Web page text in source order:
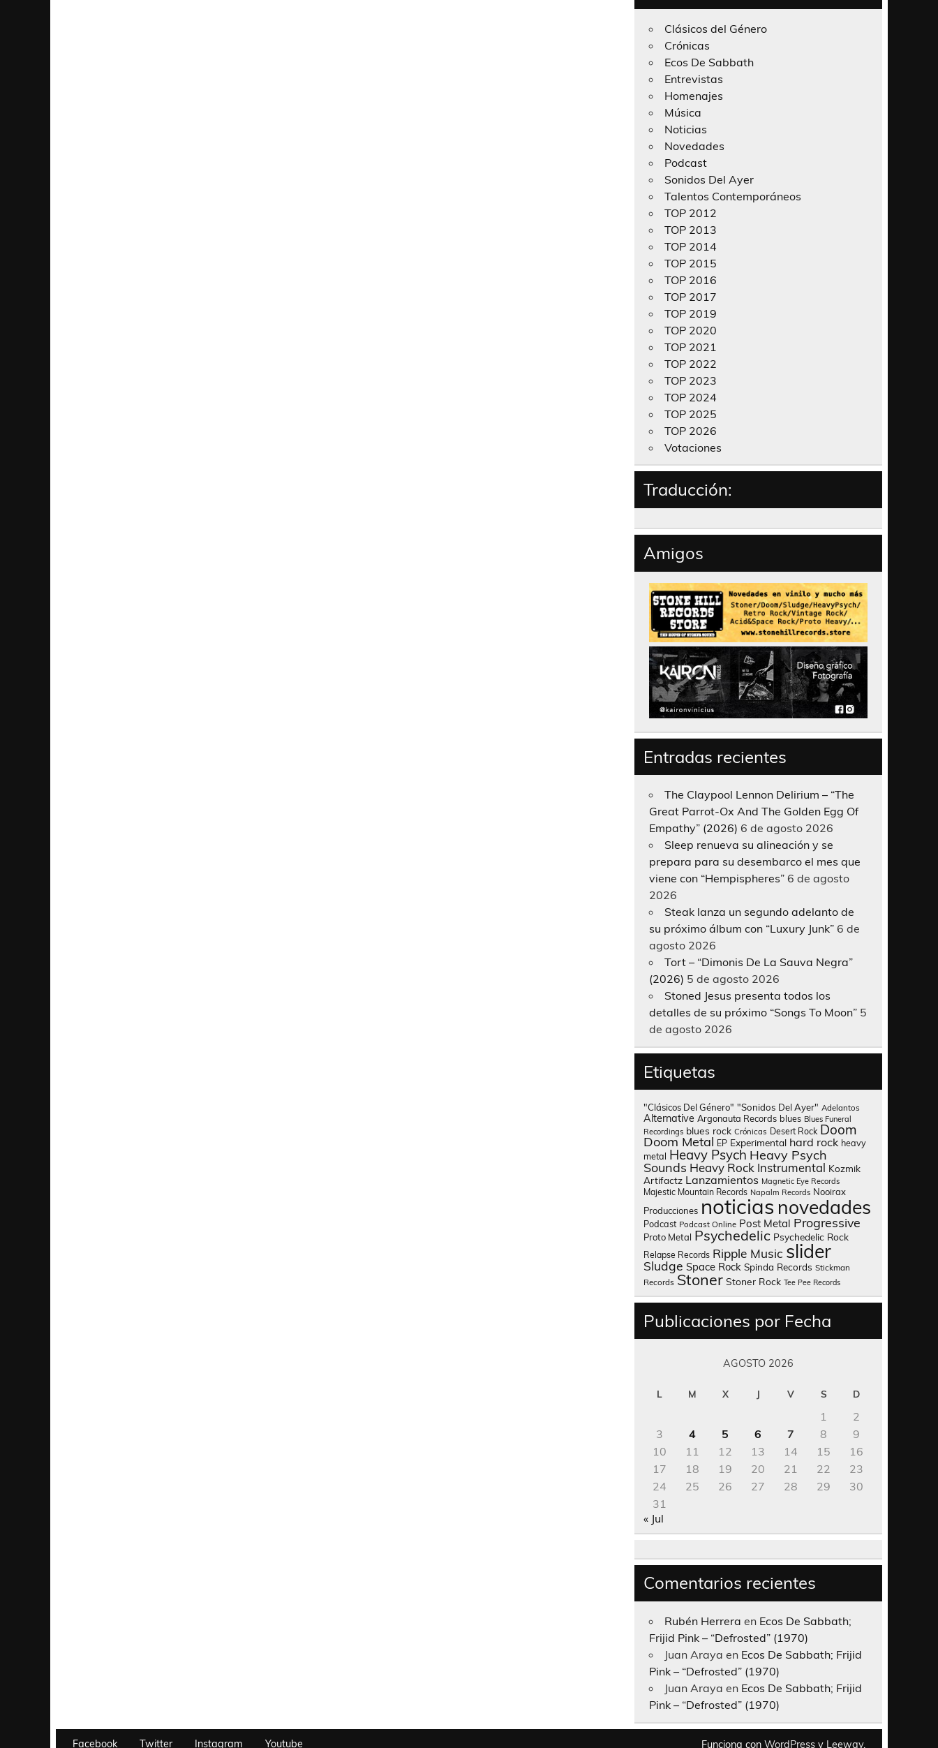
Clásicos del Género
Crónicas
Ecos De Sabbath
Entrevistas
Homenajes
Música
Noticias
Novedades
Podcast
Sonidos Del Ayer
Talentos Contemporáneos
TOP 2012
TOP 2013
TOP 2014
TOP 2015
TOP 2016
TOP 2017
TOP 2019
TOP 2020
TOP 2021
TOP 2022
TOP 2023
TOP 2024
TOP 2025
TOP 2026
Votaciones
Traducción:
Amigos
Entradas recientes
The Claypool Lennon Delirium – “The
Great Parrot-Ox And The Golden Egg Of
Empathy” (2026) 6 de agosto 2026
Sleep renueva su alineación y se
prepara para su desembarco el mes que
viene con “Hempispheres” 6 de agosto
2026
Steak lanza un segundo adelanto de
su próximo álbum con “Luxury Junk” 6 de
agosto 2026
Tort – “Dimonis De La Sauva Negra”
(2026) 5 de agosto 2026
Stoned Jesus presenta todos los
detalles de su próximo “Songs To Moon” 5
de agosto 2026
Etiquetas
"Clásicos Del Género" "Sonidos Del Ayer" Adelantos
Alternative Argonauta Records blues Blues Funeral
Recordings blues rock Crónicas Desert Rock Doom
Doom Metal EP Experimental hard rock heavy
metal Heavy Psych Heavy Psych
Sounds Heavy Rock Instrumental Kozmik
Artifactz Lanzamientos Magnetic Eye Records
Majestic Mountain Records Napalm Records Nooirax
Producciones noticias novedades
Podcast Podcast Online Post Metal Progressive
Proto Metal Psychedelic Psychedelic Rock
Relapse Records Ripple Music slider
Sludge Space Rock Spinda Records Stickman
Records Stoner Stoner Rock Tee Pee Records
Publicaciones por Fecha
AGOSTO 2026
L M X J V S D
1
2
3
4 5 6 7 8
9
10
11 12 13 14 15
16
17
18 19 20 21 22
23
24
25 26 27 28 29
30
31
« Jul
Comentarios recientes
Rubén Herrera en Ecos De Sabbath;
Frijid Pink – “Defrosted” (1970)
Juan Araya en Ecos De Sabbath; Frijid
Pink – “Defrosted” (1970)
Juan Araya en Ecos De Sabbath; Frijid
Pink – “Defrosted” (1970)
Facebook Twitter Instagram Youtube Funciona con WordPress y Leeway.